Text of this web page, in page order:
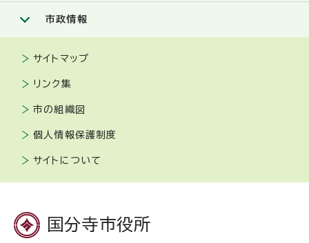
市政情報
サイトマップ
リンク集
市の組織図
個人情報保護制度
サイトについて
国分寺市役所